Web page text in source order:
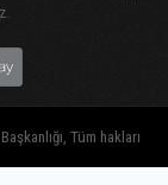
Tüm hakları